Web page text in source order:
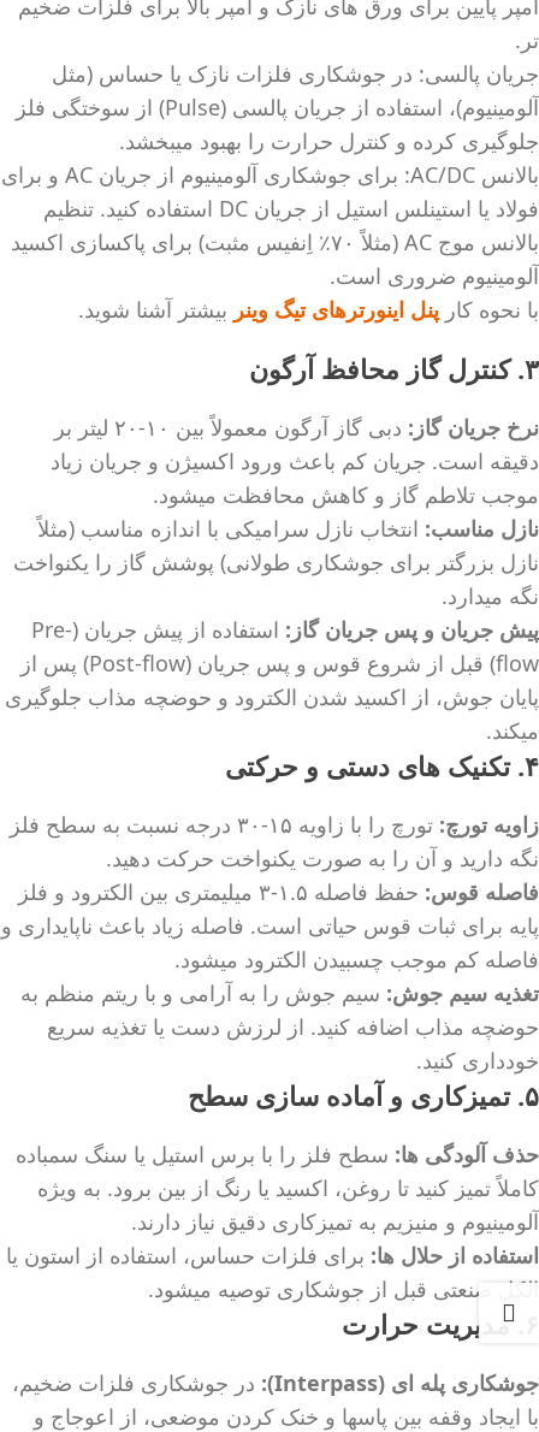
آمپر پایین برای ورق های نازک و آمپر بالا برای فلزات ضخیم
تر.
جریان پالسی: در جوشکاری فلزات نازک یا حساس (مثل
آلومینیوم)، استفاده از جریان پالسی (Pulse) از سوختگی فلز
جلوگیری کرده و کنترل حرارت را بهبود میبخشد.
بالانس AC/DC: برای جوشکاری آلومینیوم از جریان AC و برای
فولاد یا استینلس استیل از جریان DC استفاده کنید. تنظیم
بالانس موج AC (مثلاً ۷۰٪ اِنفیس مثبت) برای پاکسازی اکسید
آلومینیوم ضروری است.
با نحوه کار پنل اینورترهای تیگ وینر بیشتر آشنا شوید.
۳. کنترل گاز محافظ آرگون
نرخ جریان گاز:
دبی گاز آرگون معمولاً بین ۱۰-۲۰ لیتر بر
دقیقه است. جریان کم باعث ورود اکسیژن و جریان زیاد
موجب تلاطم گاز و کاهش محافظت میشود.
نازل مناسب: انتخاب نازل سرامیکی با اندازه مناسب (مثلاً
نازل بزرگتر برای جوشکاری طولانی) پوشش گاز را یکنواخت
نگه میدارد.
پیش جریان و پس جریان گاز:
استفاده از پیش جریان (Pre-
flow) قبل از شروع قوس و پس جریان (Post-flow) پس از
پایان جوش، از اکسید شدن الکترود و حوضچه مذاب جلوگیری
میکند.
۴. تکنیک های دستی و حرکتی
زاویه تورچ:
تورچ را با زاویه ۱۵-۳۰ درجه نسبت به سطح فلز
نگه دارید و آن را به صورت یکنواخت حرکت دهید.
فاصله قوس:
حفظ فاصله ۱.۵-۳ میلیمتری بین الکترود و فلز
پایه برای ثبات قوس حیاتی است. فاصله زیاد باعث ناپایداری و
فاصله کم موجب چسبیدن الکترود میشود.
تغذیه سیم جوش: سیم جوش را به آرامی و با ریتم منظم به
حوضچه مذاب اضافه کنید. از لرزش دست یا تغذیه سریع
خودداری کنید.
۵. تمیزکاری و آماده سازی سطح
حذف آلودگی ها: سطح فلز را با برس استیل یا سنگ سمباده
کاملاً تمیز کنید تا روغن، اکسید یا رنگ از بین برود. به ویژه
آلومینیوم و منیزیم به تمیزکاری دقیق نیاز دارند.
استفاده از حلال ها: برای فلزات حساس، استفاده از استون یا
الکل صنعتی قبل از جوشکاری توصیه میشود.
جوشکاری پله ای (Interpass):
در جوشکاری فلزات ضخیم،
با ایجاد وقفه بین پاسها و خنک کردن موضعی، از اعوجاج و